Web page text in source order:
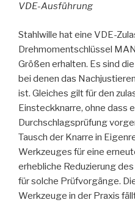
VDE-Ausführung
Stahlwille hat eine VDE-
Drehmomentschlüssel
Größen erhalten. Es sind
bei denen das
ist. Gleiches gilt für den
Einsteckknarre, ohne dass
Durchschlagsprüfung
Tausch der Knarre in
Werkzeuges für eine
erhebliche Reduzierung
für solche Prüfvorgänge.
Werkzeuge in der Praxis